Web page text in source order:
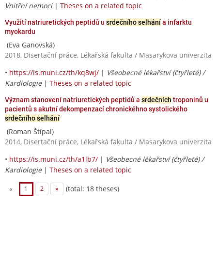
Vnitřní nemoci| Theses on a related topic
Využití natriuretických peptidů u srdečního selhánía infarktu
myokardu
(Eva Ganovská)
2018, Disertační práce, Lékařská fakulta / Masarykova univerzita
• https://is.muni.cz/th/kq8wj/ | Všeobecné lékařství (čtyřleté) /
Kardiologie| Theses on a related topic
Význam stanovení natriuretických peptidů a srdečních troponinů u
pacientů s akutní dekompenzací chronickéhno systolického
srdečního selhání
(Roman Štípal)
2014, Disertační práce, Lékařská fakulta / Masarykova univerzita
• https://is.muni.cz/th/a1lb7/ | Všeobecné lékařství (čtyřleté) /
Kardiologie| Theses on a related topic
« 1 2 » (total: 18 theses)